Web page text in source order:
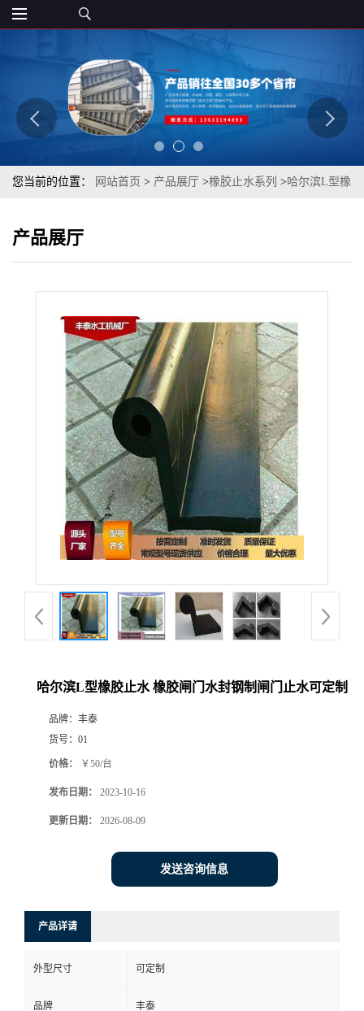
您当前的位置： 网站首页 > 产品展厅 >橡胶止水系列 >哈尔滨L型橡
产品展厅
哈尔滨L型橡胶止水 橡胶闸门水封钢制闸门止水可定制
品牌： 丰泰
货号： 01
价格： ￥50/台
发布日期： 2023-10-16
更新日期： 2026-08-09
发送咨询信息
产品详请
外型尺寸 可定制
品牌 丰泰